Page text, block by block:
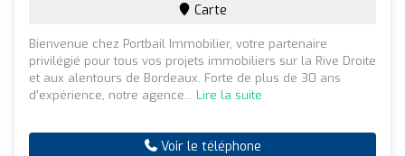
Carte
Bienvenue chez Portbail Immobilier, votre partenaire
privilégié pour tous vos projets immobiliers sur la Rive Droite
et aux alentours de Bordeaux. Forte de plus de 30 ans
d'expérience, notre agence... Lire la suite
Voir le téléphone